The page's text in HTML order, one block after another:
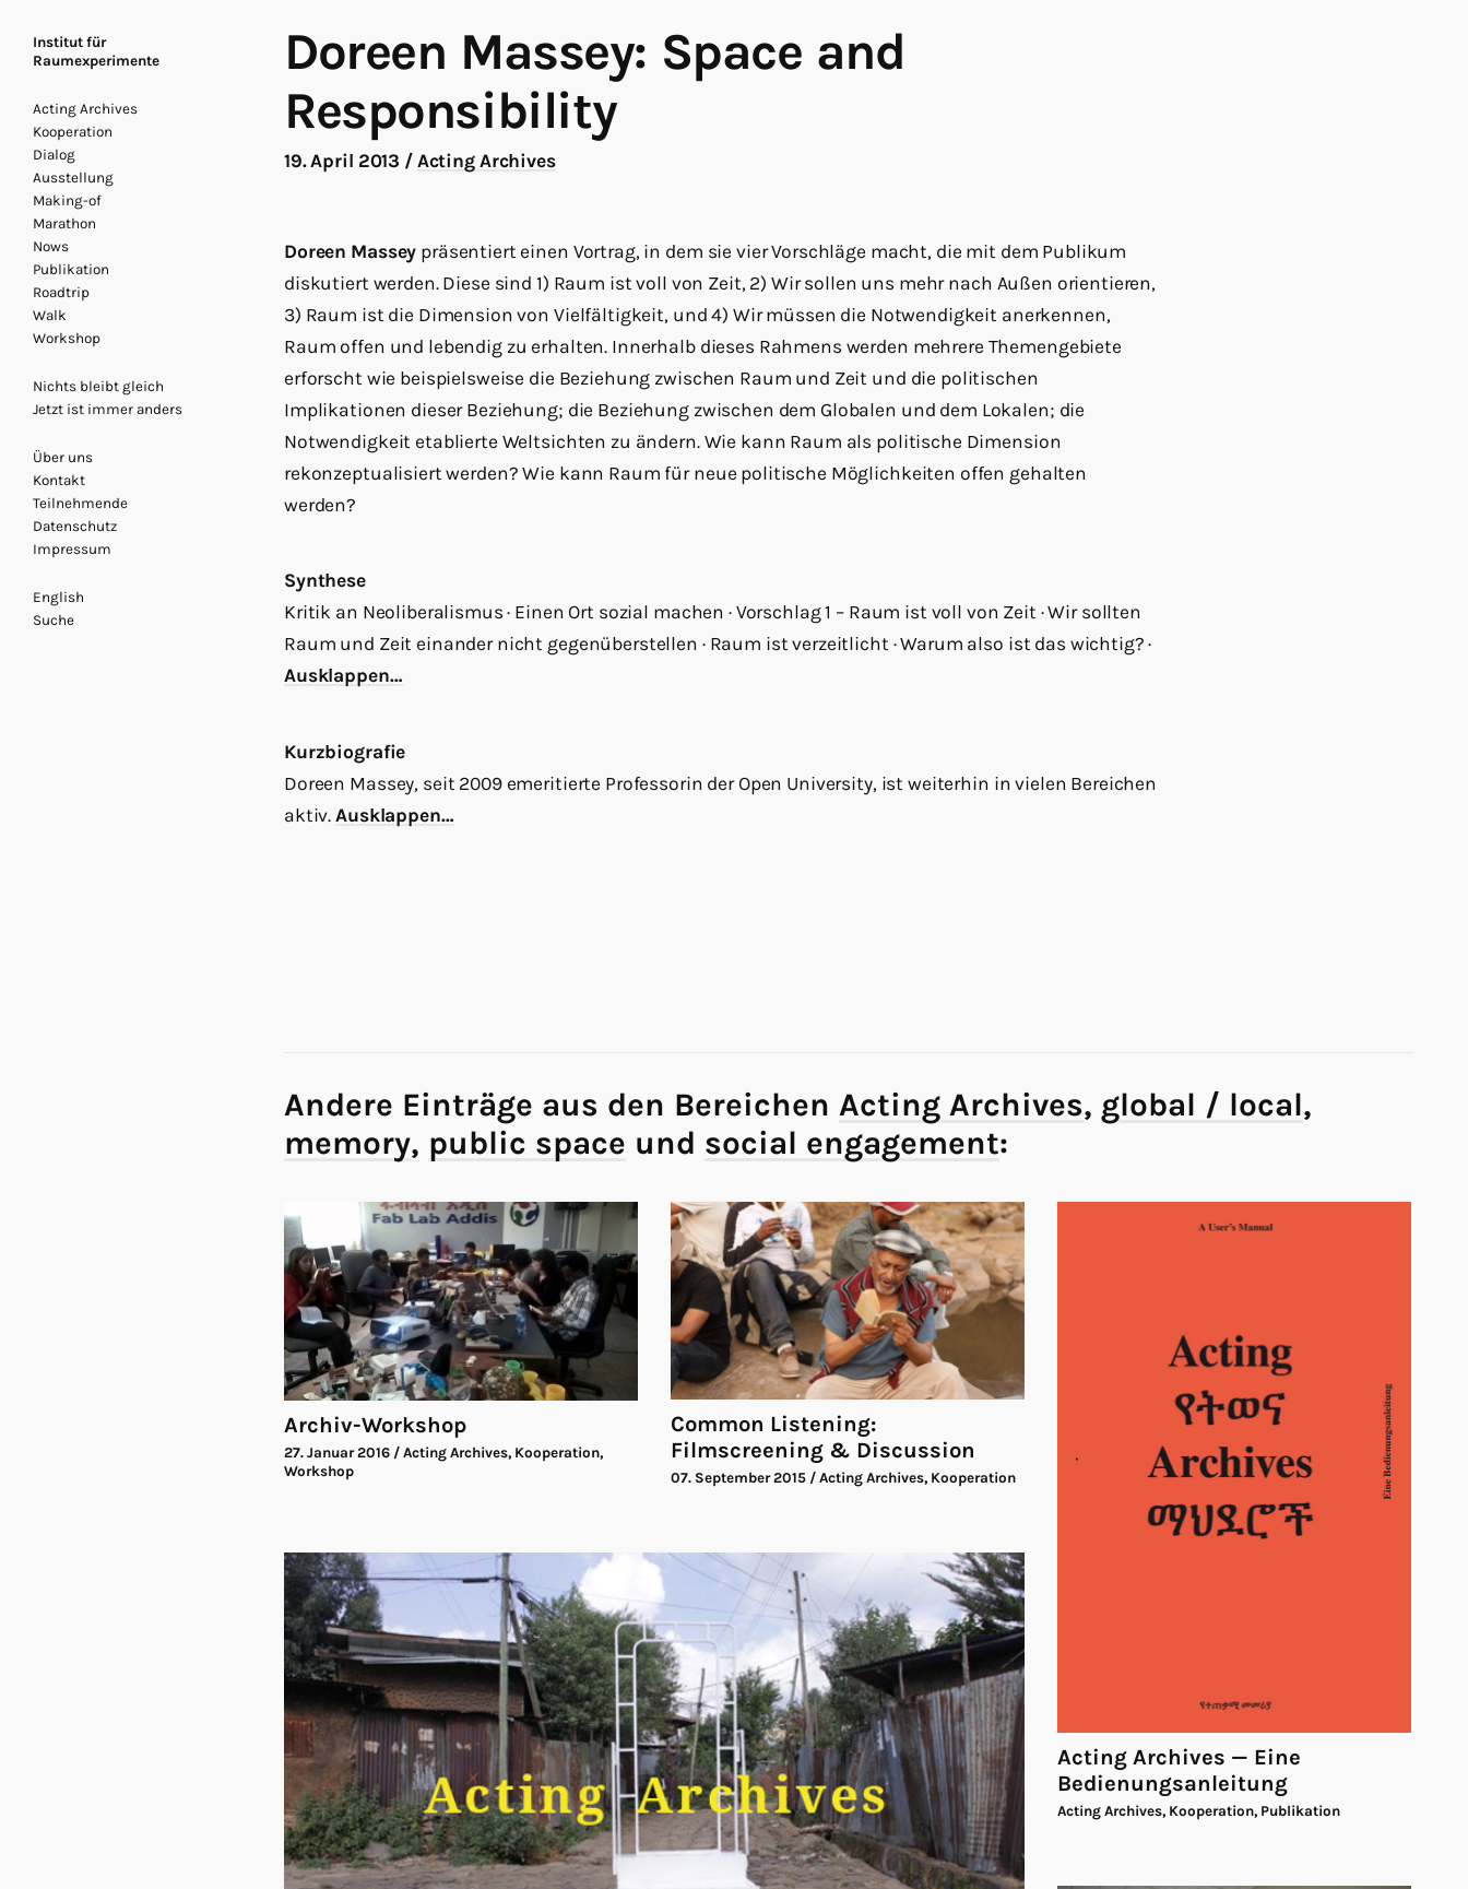
Institut für
Raumexperimente
Acting Archives
Kooperation
Dialog
Ausstellung
Making-of
Marathon
Nows
Publikation
Roadtrip
Walk
Workshop
Nichts bleibt gleich
Jetzt ist immer anders
Über uns
Kontakt
Teilnehmende
Datenschutz
Impressum
English
Suche
Doreen Massey: Space and
Responsibility
19. April 2013 / Acting Archives
Doreen Massey präsentiert einen Vortrag, in dem sie vier Vorschläge macht, die mit dem Publikum
diskutiert werden. Diese sind 1) Raum ist voll von Zeit, 2) Wir sollen uns mehr nach Außen orientieren,
3) Raum ist die Dimension von Vielfältigkeit, und 4) Wir müssen die Notwendigkeit anerkennen,
Raum offen und lebendig zu erhalten. Innerhalb dieses Rahmens werden mehrere Themengebiete
erforscht wie beispielsweise die Beziehung zwischen Raum und Zeit und die politischen
Implikationen dieser Beziehung; die Beziehung zwischen dem Globalen und dem Lokalen; die
Notwendigkeit etablierte Weltsichten zu ändern. Wie kann Raum als politische Dimension
rekonzeptualisiert werden? Wie kann Raum für neue politische Möglichkeiten offen gehalten
werden?
Synthese
Kritik an Neoliberalismus · Einen Ort sozial machen · Vorschlag 1 – Raum ist voll von Zeit · Wir sollten
Raum und Zeit einander nicht gegenüberstellen · Raum ist verzeitlicht · Warum also ist das wichtig? ·
Ausklappen…
Kurzbiografie
Doreen Massey, seit 2009 emeritierte Professorin der Open University, ist weiterhin in vielen Bereichen
aktiv.Ausklappen…
Andere Einträge aus den Bereichen Acting Archives, global / local,
memory, public space und social engagement:
Archiv-Workshop
27. Januar 2016 / Acting Archives, Kooperation,
Workshop
Common Listening:
Filmscreening & Discussion
07. September 2015 / Acting Archives, Kooperation
Acting Archives — Eine
Bedienungsanleitung
Acting Archives, Kooperation, Publikation